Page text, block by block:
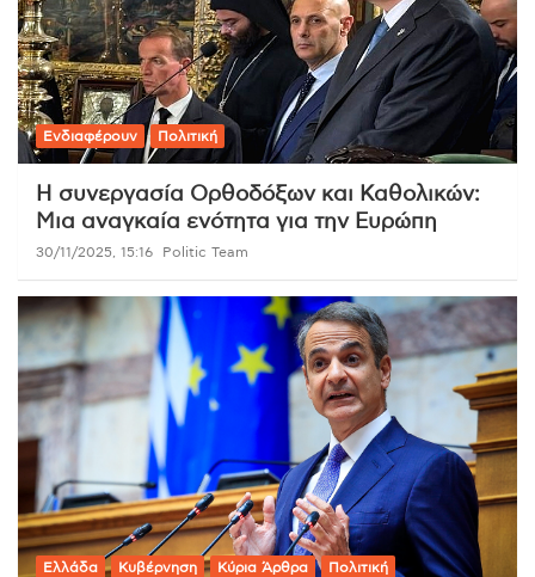
Ενδιαφέρουν Πολιτική
Η συνεργασία Ορθοδόξων και Καθολικών:
Μια αναγκαία ενότητα για την Ευρώπη
30/11/2025, 15:16 Politic Team
Ελλάδα Κυβέρνηση Κύρια Άρθρα Πολιτική